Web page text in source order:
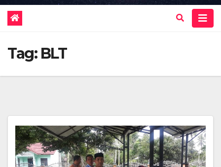
Tag: BLT